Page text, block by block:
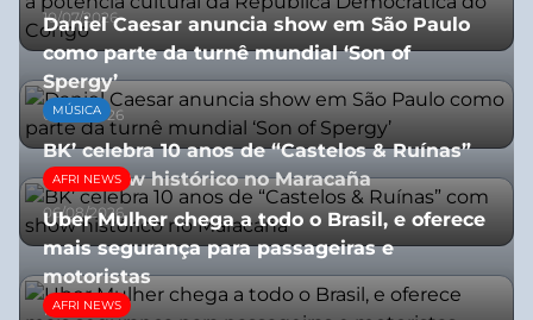
10/07/2026
Daniel Caesar anuncia show em São Paulo
como parte da turnê mundial ‘Son of
Spergy’
05/08/2026
MÚSICA
BK’ celebra 10 anos de “Castelos & Ruínas”
com show histórico no Maracaña
06/08/2026
AFRI NEWS
Uber Mulher chega a todo o Brasil, e oferece
mais segurança para passageiras e
motoristas
10/07/2026
AFRI NEWS